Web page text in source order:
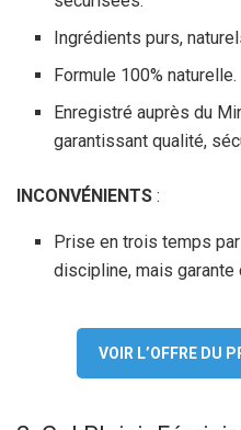
Ingrédients purs,
Formule 100% naturelle.
Enregistré auprès du
garantissant qualité,
INCONVÉNIENTS :
Prise en trois temps
discipline, mais garante
VOIR L’OFFRE DU